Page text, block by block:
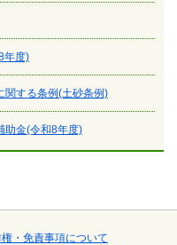
年度)
関する条例(土砂条例)
助金(令和8年度)
・免責事項について